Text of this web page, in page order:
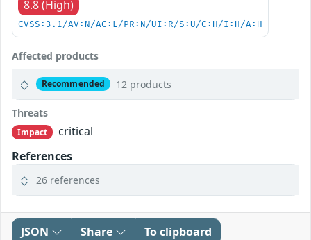
8.8 (High)
CVSS:3.1/AV:N/AC:L/PR:N/UI:R/S:U/C:H/I:H/A:H
Affected products
Recommended 12 products
Threats
Impact
critical
References
26 references
JSON Share To clipboard